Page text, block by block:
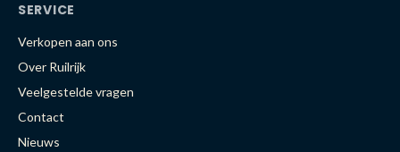
SERVICE
Verkopen aan ons
Over Ruilrijk
Veelgestelde vragen
Contact
Nieuws